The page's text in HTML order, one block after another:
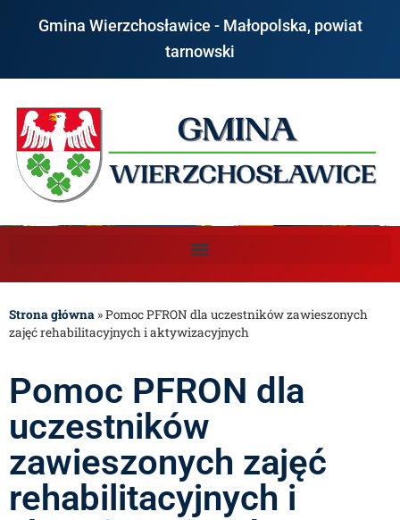
Gmina Wierzchosławice - Małopolska, powiat
tarnowski
Strona główna »Pomoc PFRON dla uczestników zawieszonych
zajęć rehabilitacyjnych i aktywizacyjnych
Pomoc PFRON dla
uczestników
zawieszonych zajęć
rehabilitacyjnych i